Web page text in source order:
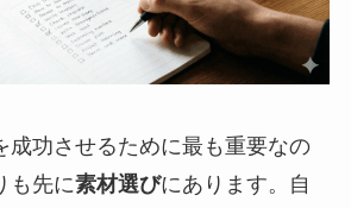
成功させるために最も重要なの
も先に素材選びにあります。自